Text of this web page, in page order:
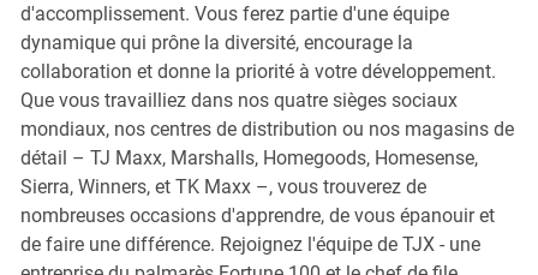
d'accomplissement. Vous ferez partie d'une équipe
dynamique qui prône la diversité, encourage la
collaboration et donne la priorité à votre développement.
Que vous travailliez dans nos quatre sièges sociaux
mondiaux, nos centres de distribution ou nos magasins de
détail – TJ Maxx, Marshalls, Homegoods, Homesense,
Sierra, Winners, et TK Maxx –, vous trouverez de
nombreuses occasions d'apprendre, de vous épanouir et
de faire une différence. Rejoignez l'équipe de TJX - une